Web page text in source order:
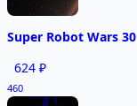
Super Robot Wars 30
624 ₽
460